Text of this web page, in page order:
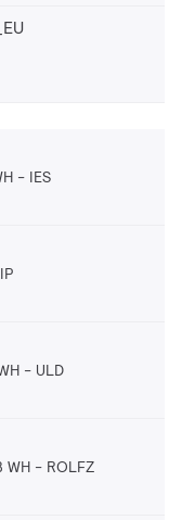
IES
ULD
WH ROLFZ